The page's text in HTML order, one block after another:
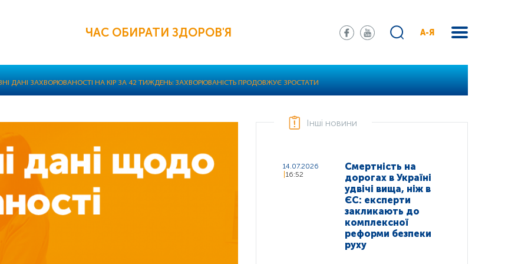
ЧАС ОБИРАТИ ЗДОРОВ'Я А-Я
ДАНІ ЗАХВОРЮВАНОСТІ НА КІР ЗА 42 ТИЖДЕНЬ: ЗАХВОРЮВАНІСТЬ ПРОДОВЖУЄ ЗРОСТАТИ
Інші новини
14.07.2026
16:52
Смертність на
дорогах в Україні
удвічі вища, ніж в
ЄС: експерти
закликають до
комплексної
реформи безпеки
руху